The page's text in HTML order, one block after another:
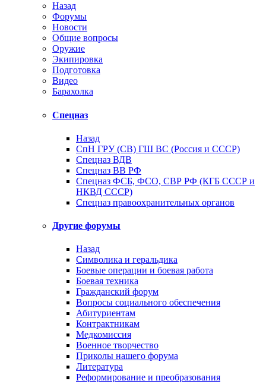
Назад
Форумы
Новости
Общие вопросы
Оружие
Экипировка
Подготовка
Видео
Барахолка
Спецназ
Назад
СпН ГРУ (СВ) ГШ ВС (Россия и СССР)
Спецназ ВДВ
Спецназ ВВ РФ
Спецназ ФСБ, ФСО, СВР РФ (КГБ СССР и
НКВД СССР)
Спецназ правоохранительных органов
Другие форумы
Назад
Символика и геральдика
Боевые операции и боевая работа
Боевая техника
Гражданский форум
Вопросы социального обеспечения
Абитуриентам
Контрактникам
Медкомиссия
Военное творчество
Приколы нашего форума
Литература
Реформирование и преобразования